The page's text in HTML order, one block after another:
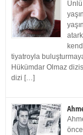
tiyatroyla
Hükümdar Olmaz
dizi […]